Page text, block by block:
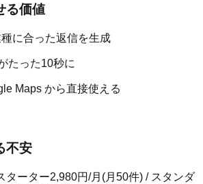
る価値
に合った返信を生成
たった10秒に
Maps から直接使える
不安
ターター2,980円/月(月50件) / スタンダ